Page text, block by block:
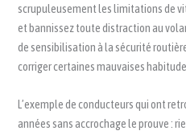
scrupuleusement les limitations de
et bannissez toute distraction au
de sensibilisation à la sécurité
corriger certaines mauvaises
L’exemple de conducteurs qui ont
années sans accrochage le prouve :